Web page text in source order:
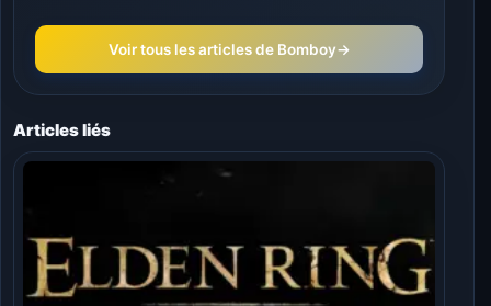
Voir tous les articles de Bomboy→
Articles liés